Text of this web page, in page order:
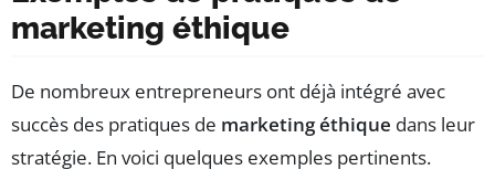
marketing éthique
De nombreux entrepreneurs ont déjà intégré avec
succès des pratiques de marketing éthique dans leur
stratégie. En voici quelques exemples pertinents.